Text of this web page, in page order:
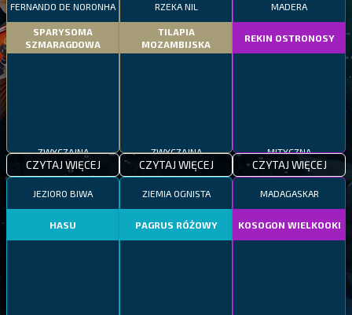
FERNANDO DE NORONHA
SPARYSOMA
SZMARAGDOWA
CZYTAJ WIĘCEJ
RZEKA NIL
TILAPIA
MOZAMBIJSKA
CZYTAJ WIĘCEJ
MADERA
REKIN OSTRONOSY
CZYTAJ WIĘCEJ
JEZIORO BIWA
HASU
ZIEMIA OGNISTA
PAGRUS RÓŻOWY
MADAGASKAR
KOSOGON WIELKOOKI